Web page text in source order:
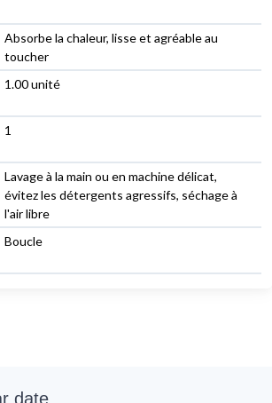
Absorbe la chaleur, lisse et agréable au
toucher
1.00 unité
1
Lavage à la main ou en machine délicat,
évitez les détergents agressifs, séchage à
l'air libre
Boucle
date